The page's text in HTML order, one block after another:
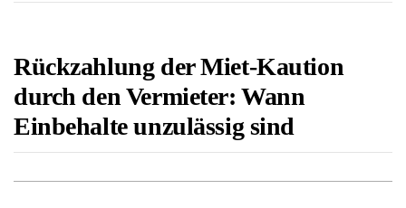
Rückzahlung der Miet-Kaution
durch den Vermieter: Wann
Einbehalte unzulässig sind